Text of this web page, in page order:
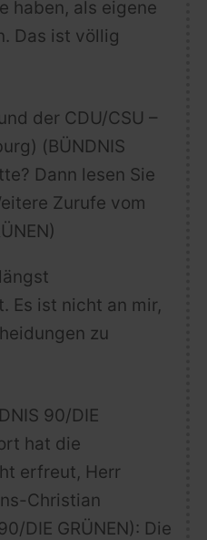
haben, als eigene
Das ist völlig
der CDU/CSU –
(BÜNDNIS
Dann lesen Sie
Zurufe vom
Es ist nicht an mir,
zu
90/DIE
hat die
erfreut, Herr
Christian
DIE GRÜNEN): Die